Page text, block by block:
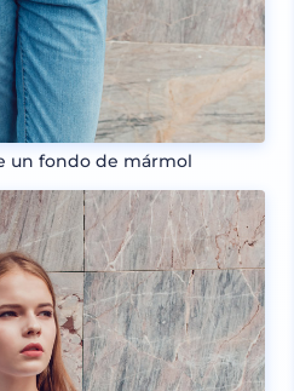
un fondo de mármol